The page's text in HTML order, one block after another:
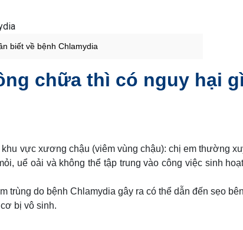
biết về bệnh Chlamydia
chữa thì có nguy hại gì
vực xương chậu (viêm vùng chậu): chị em thường
uể oải và không thể tập trung vào công việc sinh
trùng do bệnh Chlamydia gây ra có thể dẫn đến sẹo
bị vô sinh.